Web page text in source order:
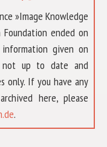
»Image Knowledge
Foundation ended on
given on
not up to date and
only. If you have any
here, please
.